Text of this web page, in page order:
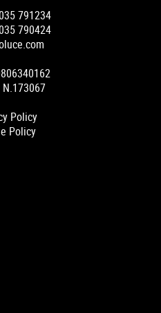
791234
790424
N.173067
Policy
Policy